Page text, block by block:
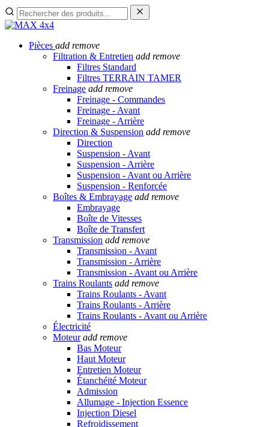
Pièces add remove
Filtration & Entretien add remove
Filtres Standard
Filtres TERRAIN TAMER
Freinage add remove
Freinage - Commandes
Freinage - Avant
Freinage - Arrière
Direction & Suspension add remove
Direction
Suspension - Avant
Suspension - Arrière
Suspension - Avant ou Arrière
Suspension - Renforcée
Boîtes & Embrayage add remove
Embrayage
Boîte de Vitesses
Boîte de Transfert
Transmission add remove
Transmission - Avant
Transmission - Arrière
Transmission - Avant ou Arrière
Trains Roulants add remove
Trains Roulants - Avant
Trains Roulants - Arrière
Trains Roulants - Avant ou Arrière
Électricité
Moteur add remove
Bas Moteur
Haut Moteur
Entretien Moteur
Étanchéité Moteur
Admission
Allumage - Injection Essence
Injection Diesel
Refroidissement